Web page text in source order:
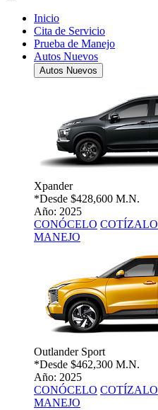
Inicio
Cita de Servicio
Prueba de Manejo
Autos Nuevos
Autos Nuevos
Xpander
*Desde $428,600 M.N.
Año: 2025
CONÓCELO COTÍZALO
MANEJO
Outlander Sport
*Desde $462,300 M.N.
Año: 2025
CONÓCELO COTÍZALO
MANEJO